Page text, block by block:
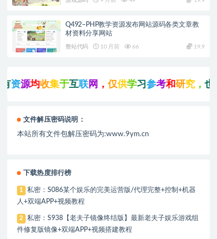
Q492–PHP教学资源发布网站源码各类文章教
材资料分享网站
整站代码 10 月前 66 19.9
资源均收集于互联网， 仅 供学习参考和研究，也 可
文件解压密码说明：
本站所有文件包解压密码为:www.9ym.cn
下载热度排行榜
1
私密：S086某个娱乐的完美运营版/代理完整+控制+机器
人+双端APP+视频教程
2
私密：S938【老夫子镜像终结版】最新老夫子娱乐游戏组
件修复版镜像+双端APP+视频搭建教程